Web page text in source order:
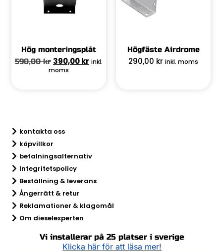
Hög monteringsplåt
590,00kr 390,00kr inkl.
moms
Högfäste Airdrome
290,00 kr inkl. moms
kontakta oss
köpvillkor
betalningsalternativ
Integritetspolicy
Beställning & leverans
Ångerrätt & retur​
Reklamationer & klagomål
Om dieselexperten
Vi installerar på 25 platser i sverige
Klicka här för att läsa mer!